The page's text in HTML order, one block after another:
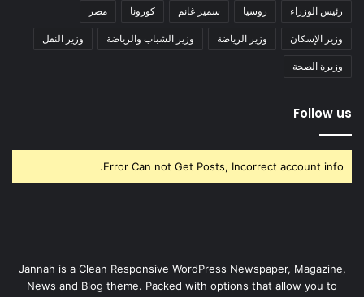
رئيس الوزراء روسيا سمير غانم كورونا مصر
وزير الإسكان وزير الرياضة وزير الشباب والرياضة وزير النقل
وزيرة الصحة
Follow us
Error Can not Get Posts, Incorrect account info.
Jannah is a Clean Responsive WordPress Newspaper, Magazine,
News and Blog theme. Packed with options that allow you to